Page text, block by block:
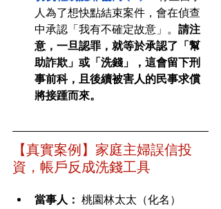
人為了想快點結束案件，會在偵查
中承認「我有不確定故意」。 請注
意，一旦認罪，就等於承認了「幫
助詐欺」或「洗錢」，這會留下刑
事前科，且後續被害人的民事求償
將接踵而來。
【真實案例】家庭主婦誤信投
資，帳戶反成洗錢工具
當事人： 桃園林太太（化名）